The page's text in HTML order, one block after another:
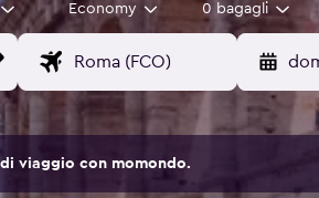
Economy 0 bagagli
viaggio con momondo.